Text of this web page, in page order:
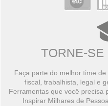
TORNE-SE
Faça parte do melhor time de
fiscal, trabalhista, legal e
Ferramentas que você precisa
Inspirar Milhares de